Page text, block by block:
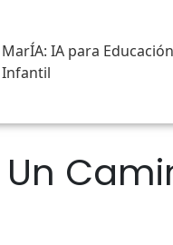
MarÍA: IA para Educación
Infantil